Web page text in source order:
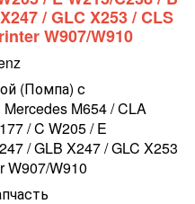
/ GLC X253 / CLS
W907/W910
(Помпа) с
M654 / CLA
/ C W205 / E
/ GLB X247 / GLC X253
W907/W910